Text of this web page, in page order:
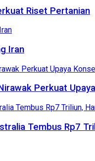
Riset Pertanian
Iran
Perkuat
Tembus Rp7